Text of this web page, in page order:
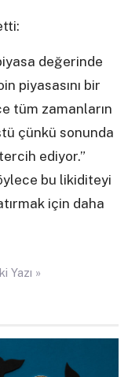
değerinde
piyasasını bir
tüm zamanların
çünkü sonunda
ediyor.”
bu likiditeyi
için daha
Yazı »